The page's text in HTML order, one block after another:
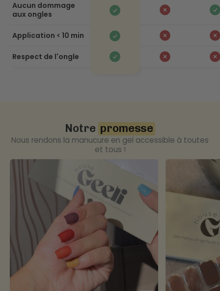
Aucun dommage
aux ongles
Application < 10 min
Respect de l'ongle
Notre promesse
Nous rendons la manucure en gel accessible à toutes
et tous !